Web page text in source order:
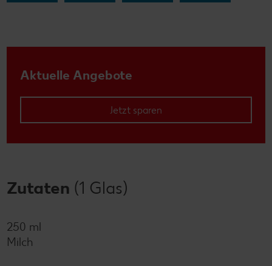
Aktuelle Angebote
Jetzt sparen
Zutaten (1 Glas)
250 ml
Milch